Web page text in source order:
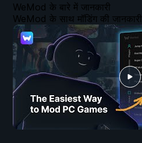
WeMod के बारे में जानकारी
WeMod के साथ मॉडिंग की जानकारी